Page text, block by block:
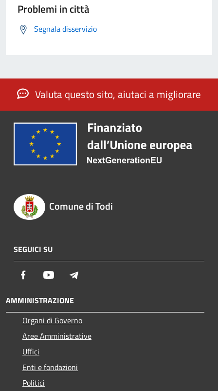
Problemi in città
Segnala disservizio
Valuta questo sito, aiutaci a migliorare
Comune di Todi
SEGUICI SU
Facebook Youtube
AMMINISTRAZIONE
Organi di Governo
Aree Amministrative
Uffici
Enti e fondazioni
Politici